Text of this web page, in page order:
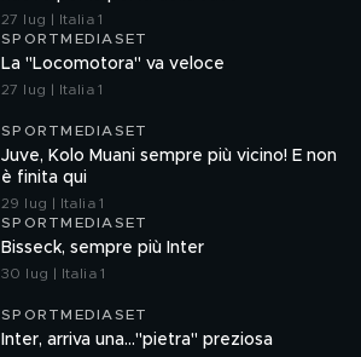
27 lug | Italia 1
SPORTMEDIASET
La "Locomotora" va veloce
27 lug | Italia 1
SPORTMEDIASET
Juve, Kolo Muani sempre più vicino! E non
è finita qui
29 lug | Italia 1
SPORTMEDIASET
Bisseck, sempre più Inter
30 lug | Italia 1
SPORTMEDIASET
Inter, arriva una..."pietra" preziosa